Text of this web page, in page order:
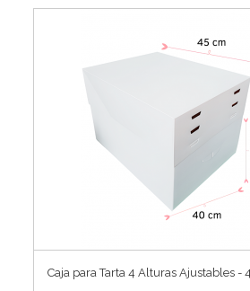
Caja para Tarta 4 Alturas Ajustables -